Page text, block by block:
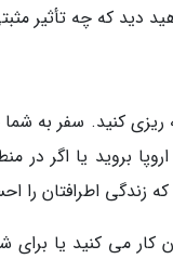
دید که چه تأثیر
ریزی کنید. سفر به
اروپا بروید یا اگر
زندگی اطرافتان را
کار می کنید یا